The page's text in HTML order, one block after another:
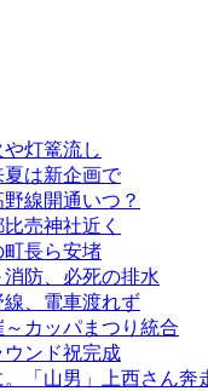
灯篭流し
は新企画で
線開通いつ？
売神社近く
町長ら安堵
消防、必死の排水
、電車渡れず
～カッパまつり統合
ンド祝完成
「山男」上西さん奔